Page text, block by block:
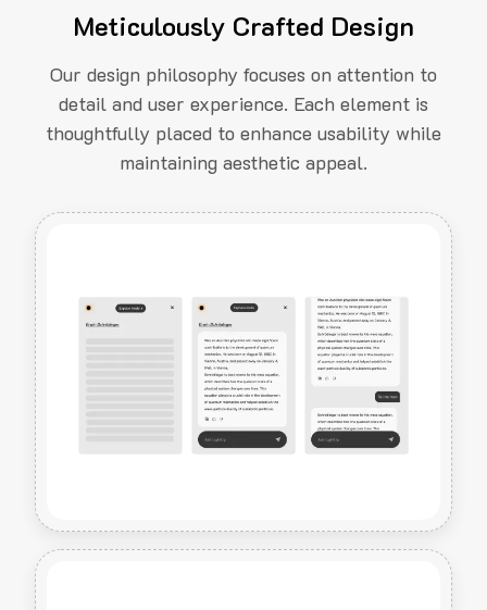
Meticulously Crafted Design
Our design philosophy focuses on attention to
detail and user experience. Each element is
thoughtfully placed to enhance usability while
maintaining aesthetic appeal.